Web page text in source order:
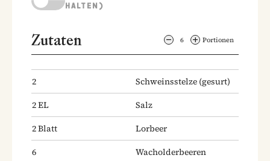
HALTEN)
Zutaten 6 Portionen
2 Schweinsstelze (gesurt)
2EL
Salz
2Blatt
Lorbeer
6
Wacholderbeeren